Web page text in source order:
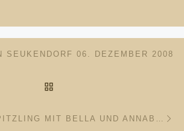
SEUKENDORF 06. DEZEMBER 2008